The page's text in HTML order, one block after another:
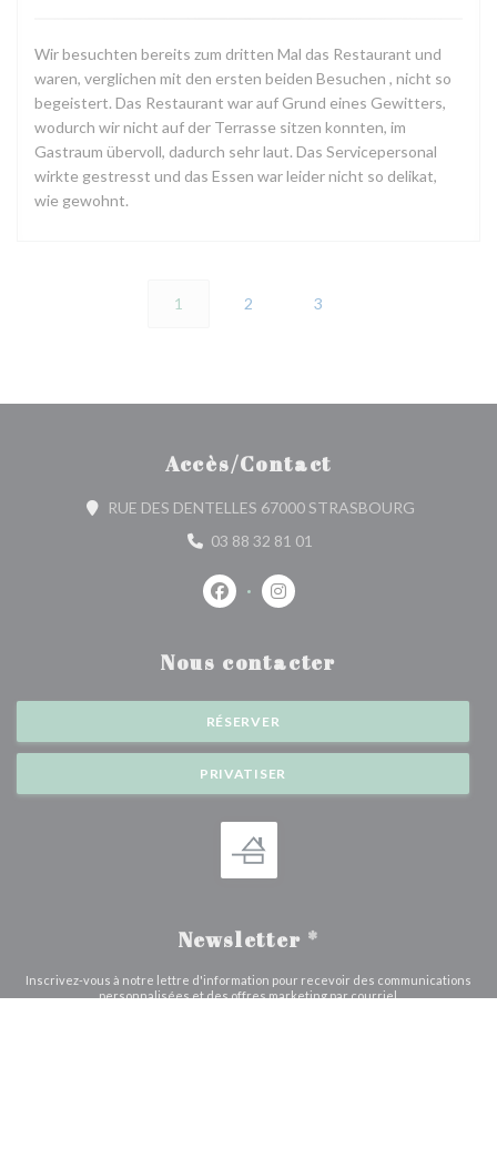
Wir besuchten bereits zum dritten Mal das Restaurant und
waren, verglichen mit den ersten beiden Besuchen , nicht so
begeistert. Das Restaurant war auf Grund eines Gewitters,
wodurch wir nicht auf der Terrasse sitzen konnten, im
Gastraum übervoll, dadurch sehr laut. Das Servicepersonal
wirkte gestresst und das Essen war leider nicht so delikat,
wie gewohnt.
1 2 3
Accès/Contact
RUE DES DENTELLES 67000 STRASBOURG
03 88 32 81 01
Facebook ((ouvre une nouvelle
Instagram ((ouvre une
Nous contacter
RÉSERVER
PRIVATISER
Newsletter *
Inscrivez-vous à notre lettre d'information pour recevoir des communications
personnalisées et des offres marketing par courriel.